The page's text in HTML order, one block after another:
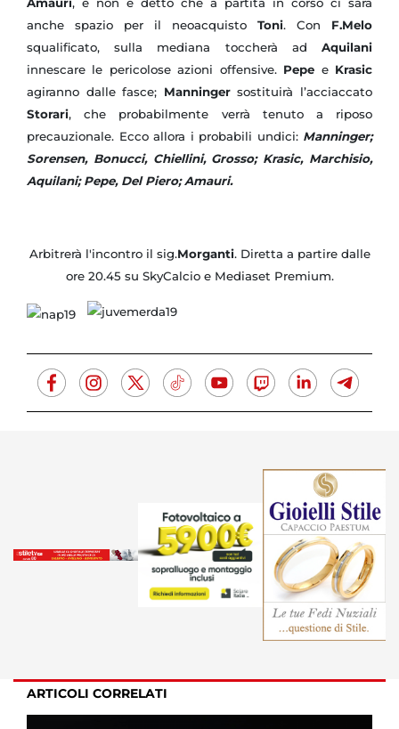
anche spazio per il neoacquisto Toni. Con F.Melo
squalificato, sulla mediana toccherà ad Aquilani
innescare le pericolose azioni offensive. Pepe e Krasic
agiranno dalle fasce; Manningersostituirà l’acciaccato
Storari, che probabilmente verrà tenuto a riposo
precauzionale. Ecco allora i probabili undici: Manninger;
Sorensen, Bonucci, Chiellini, Grosso; Krasic, Marchisio,
Aquilani; Pepe, Del Piero; Amauri.
Arbitrerà l'incontro il sig.Morganti. Diretta a partire dalle
ore 20.45 su SkyCalcio e Mediaset Premium.
ARTICOLI CORRELATI